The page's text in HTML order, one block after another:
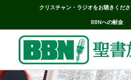
クリスチャン・ラジオをお聴きくだ
BBNへの献金